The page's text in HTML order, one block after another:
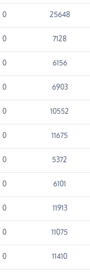
0 25648
0 7128
0 6156
0 6903
0 10552
0 11675
0 5372
0 6101
0 11913
0 11075
0 11410